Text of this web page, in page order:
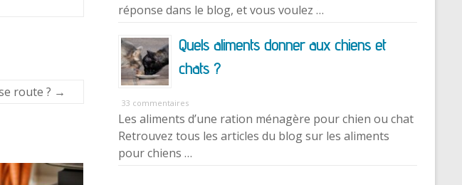
route ? →
réponse dans le blog, et vous voulez …
Quels aliments donner aux chiens et
chats ?
33 commentaires
Les aliments d’une ration ménagère pour chien ou chat
Retrouvez tous les articles du blog sur les aliments
pour chiens …